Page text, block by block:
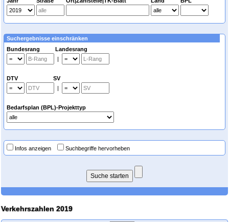
Suchergebnisse einschränken
Bundesrang Landesrang
|
DTV SV
|
Bedarfsplan (BPL)-Projekttyp
Infos anzeigen Suchbegriffe hervorheben
Verkehrszahlen 2019